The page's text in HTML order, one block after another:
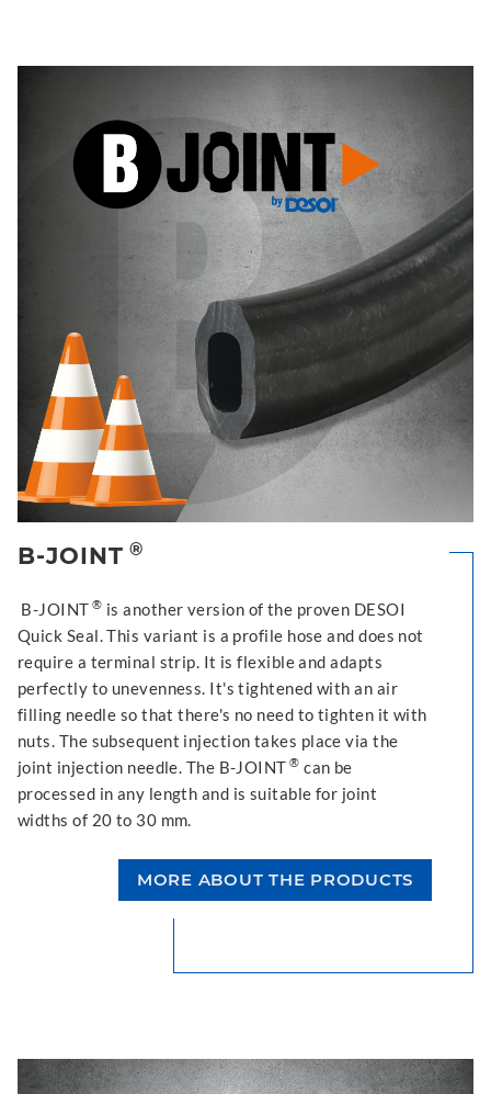
B-JOINT ®
B-JOINT ® is another version of the proven DESOI
Quick Seal. This variant is a profile hose and does not
require a terminal strip. It is flexible and adapts
perfectly to unevenness. It's tightened with an air
filling needle so that there's no need to tighten it with
nuts. The subsequent injection takes place via the
joint injection needle. The B-JOINT ® can be
processed in any length and is suitable for joint
widths of 20 to 30 mm.
MORE ABOUT THE PRODUCTS